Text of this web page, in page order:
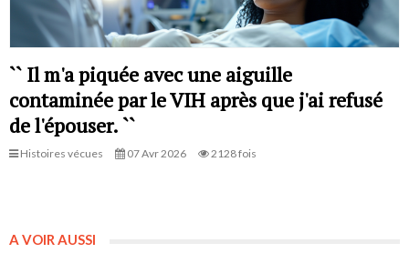
`` Il m'a piquée avec une aiguille
contaminée par le VIH après que j'ai refusé
de l'épouser. ``
Histoires vécues 07 Avr 2026 2128 fois
A VOIR AUSSI